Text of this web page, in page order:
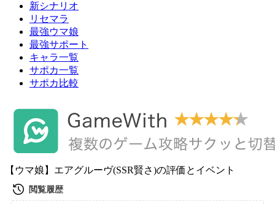
新シナリオ
リセマラ
最強ウマ娘
最強サポート
キャラ一覧
サポカ一覧
サポカ比較
【ウマ娘】エアグルーヴ(SSR賢さ)の評価とイベント